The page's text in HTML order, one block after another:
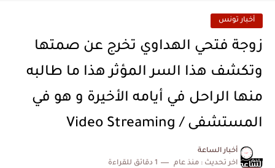
أخبار تونس
زوجة فتحي الهداوي تخرج عن صمتها
وتكشف هذا السر المؤثر هذا ما طالبه
منها الراحل في أيامه الأخيرة و هو في
المستشفى / Video Streaming
أخبار الساعة
اخر تحديث : منذ عام 1 دقائق للقراءة